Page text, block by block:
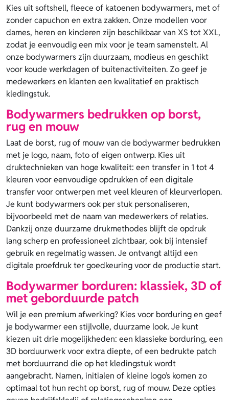
Kies uit softshell, fleece of katoenen bodywarmers, met of
zonder capuchon en extra zakken. Onze modellen voor
dames, heren en kinderen zijn beschikbaar van XS tot XXL,
zodat je eenvoudig een mix voor je team samenstelt. Al
onze bodywarmers zijn duurzaam, modieus en geschikt
voor koude werkdagen of buitenactiviteiten. Zo geef je
medewerkers en klanten een kwalitatief en praktisch
kledingstuk.
Bodywarmers bedrukken op borst,
rug en mouw
Laat de borst, rug of mouw van de bodywarmer bedrukken
met je logo, naam, foto of eigen ontwerp. Kies uit
druktechnieken van hoge kwaliteit: een transfer in 1 tot 4
kleuren voor eenvoudige opdrukken of een digitale
transfer voor ontwerpen met veel kleuren of kleurverlopen.
Je kunt bodywarmers ook per stuk personaliseren,
bijvoorbeeld met de naam van medewerkers of relaties.
Dankzij onze duurzame drukmethodes blijft de opdruk
lang scherp en professioneel zichtbaar, ook bij intensief
gebruik en regelmatig wassen. Je ontvangt altijd een
digitale proefdruk ter goedkeuring voor de productie start.
Bodywarmer borduren: klassiek, 3D of
met geborduurde patch
Wil je een premium afwerking? Kies voor borduring en geef
je bodywarmer een stijlvolle, duurzame look. Je kunt
kiezen uit drie mogelijkheden: een klassieke borduring, een
3D borduurwerk voor extra diepte, of een bedrukte patch
met borduurrand die op het kledingstuk wordt
aangebracht. Namen, initialen of kleine logo’s komen zo
optimaal tot hun recht op borst, rug of mouw. Deze opties